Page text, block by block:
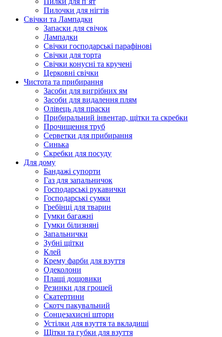
Пилочки для нігтів
Свічки та Лампадки
Запаски для свічок
Лампадки
Свічки господарські парафінові
Свічки для торта
Свічки конусні та кручені
Церковні свічки
Чистота та прибирання
Засоби для вигрібних ям
Засоби для видалення плям
Олівець для праски
Прибиральний інвентар, щітки та скребки
Прочищення труб
Серветки для прибирання
Синька
Скребки для посуду
Для дому
Бандажі супорти
Газ для запальничок
Господарські рукавички
Господарські сумки
Гребінці для тварин
Гумки багажні
Гумки білизняні
Запальнички
Зубні щітки
Клей
Крему фарби для взуття
Одеколони
Плащі дощовики
Резинки для грошей
Скатертини
Скотч пакувальний
Сонцезахисні штори
Устілки для взуття та вкладиші
Щітки та губки для взуття